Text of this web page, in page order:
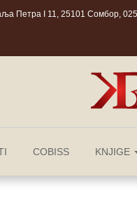
Петра I 11, 25101 Сомбор,
COBISS KNJIGE